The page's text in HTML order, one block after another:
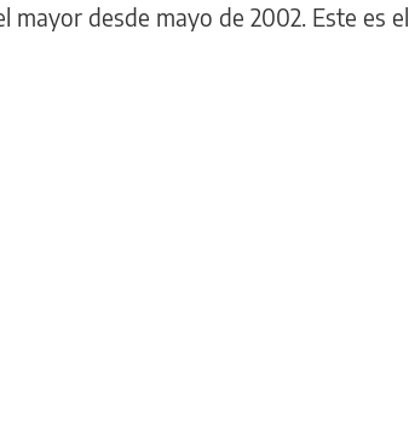
mayor desde mayo de 2002. Este es el